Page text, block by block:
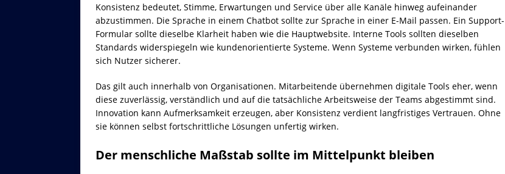
Konsistenz bedeutet, Stimme, Erwartungen und Service über alle Kanäle hinweg aufeinander
abzustimmen. Die Sprache in einem Chatbot sollte zur Sprache in einer E-Mail passen. Ein Support-
Formular sollte dieselbe Klarheit haben wie die Hauptwebsite. Interne Tools sollten dieselben
Standards widerspiegeln wie kundenorientierte Systeme. Wenn Systeme verbunden wirken, fühlen
sich Nutzer sicherer.
Das gilt auch innerhalb von Organisationen. Mitarbeitende übernehmen digitale Tools eher, wenn
diese zuverlässig, verständlich und auf die tatsächliche Arbeitsweise der Teams abgestimmt sind.
Innovation kann Aufmerksamkeit erzeugen, aber Konsistenz verdient langfristiges Vertrauen. Ohne
sie können selbst fortschrittliche Lösungen unfertig wirken.
Der menschliche Maßstab sollte im Mittelpunkt bleiben